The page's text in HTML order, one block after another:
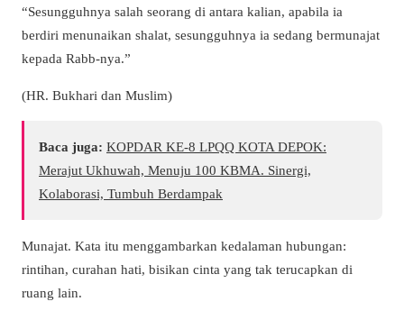
“Sesungguhnya salah seorang di antara kalian, apabila ia
berdiri menunaikan shalat, sesungguhnya ia sedang bermunajat
kepada Rabb-nya.”
(HR. Bukhari dan Muslim)
Baca juga: KOPDAR KE-8 LPQQ KOTA DEPOK:
Merajut Ukhuwah, Menuju 100 KBMA. Sinergi,
Kolaborasi, Tumbuh Berdampak
Munajat. Kata itu menggambarkan kedalaman hubungan:
rintihan, curahan hati, bisikan cinta yang tak terucapkan di
ruang lain.